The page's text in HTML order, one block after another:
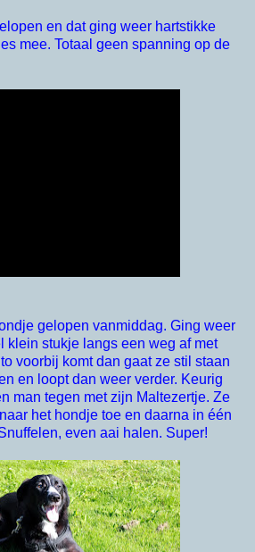
en dat ging weer hartstikke
mee. Totaal geen spanning op de
gelopen vanmiddag. Ging weer
klein stukje langs een weg af met
voorbij komt dan gaat ze stil staan
en loopt dan weer verder. Keurig
man tegen met zijn Maltezertje. Ze
het hondje toe en daarna in één
even aai halen. Super!